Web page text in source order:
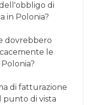
di
in Polonia?
dovrebbero
le
di fatturazione
punto di vista